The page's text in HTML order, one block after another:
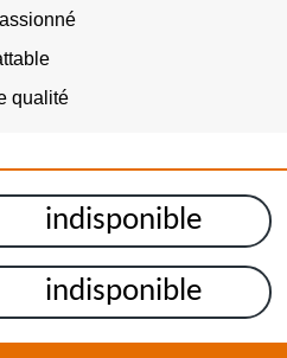
qualité
indisponible
indisponible